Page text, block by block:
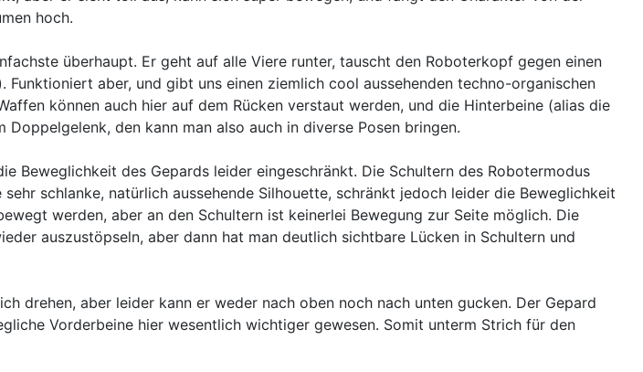
hoch.
überhaupt. Er geht auf alle Viere runter, tauscht den Roboterkopf gegen einen
aber, und gibt uns einen ziemlich cool aussehenden techno-organischen
können auch hier auf dem Rücken verstaut werden, und die Hinterbeine (alias die
den kann man also auch in diverse Posen bringen.
Beweglichkeit des Gepards leider eingeschränkt. Die Schultern des Robotermodus
schlanke, natürlich aussehende Silhouette, schränkt jedoch leider die Beweglichkeit
werden, aber an den Schultern ist keinerlei Bewegung zur Seite möglich. Die
auszustöpseln, aber dann hat man deutlich sichtbare Lücken in Schultern und
drehen, aber leider kann er weder nach oben noch nach unten gucken. Der Gepard
Vorderbeine hier wesentlich wichtiger gewesen. Somit unterm Strich für den